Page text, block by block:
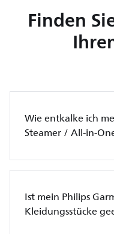
Finden
Wie entkalke ich
Steamer / All-in-
Ist mein Philips
Kleidungsstücke